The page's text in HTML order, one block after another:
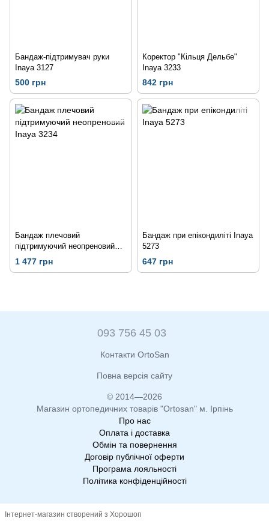
Бандаж-підтримувач руки
Inaya 3127
500 грн
Коректор "Кільця Дельбе"
Inaya 3233
842 грн
Бандаж плечовий
підтримуючий неопреновий
Inaya 3234
1 477 грн
Бандаж при епікондиліті Inaya
5273
647 грн
093 756 45 03
Контакти OrtoSan
Повна версія сайту
© 2014—2026
Магазин ортопедичних товарів "Ortosan" м. Ірпінь
Про нас
Оплата і доставка
Обмін та повернення
Договір публічної оферти
Програма лояльності
Політика конфіденційності
Інтернет-магазин створений з Хорошоп